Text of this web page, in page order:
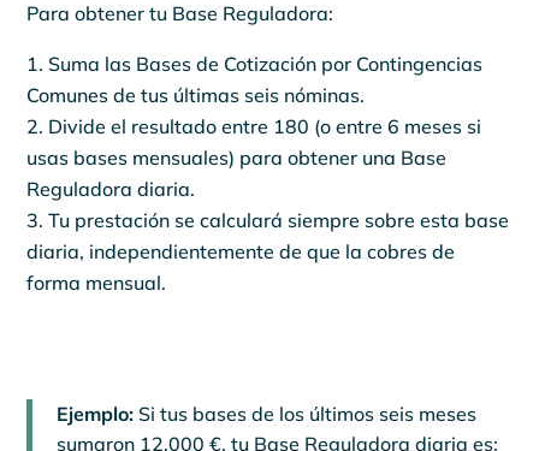
Para obtener tu Base Reguladora:
Suma las Bases de Cotización por Contingencias
Comunes de tus últimas seis nóminas.
Divide el resultado entre 180 (o entre 6 meses si
usas bases mensuales) para obtener una Base
Reguladora diaria.
Tu prestación se calculará siempre sobre esta base
diaria, independientemente de que la cobres de
forma mensual.
Ejemplo: Si tus bases de los últimos seis meses
sumaron 12.000 €, tu Base Reguladora diaria es: